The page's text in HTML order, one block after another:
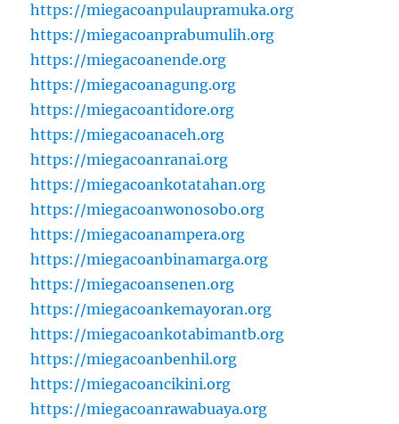
https://miegacoanpulaupramuka.org
https://miegacoanprabumulih.org
https://miegacoanende.org
https://miegacoanagung.org
https://miegacoantidore.org
https://miegacoanaceh.org
https://miegacoanranai.org
https://miegacoankotatahan.org
https://miegacoanwonosobo.org
https://miegacoanampera.org
https://miegacoanbinamarga.org
https://miegacoansenen.org
https://miegacoankemayoran.org
https://miegacoankotabimantb.org
https://miegacoanbenhil.org
https://miegacoancikini.org
https://miegacoanrawabuaya.org